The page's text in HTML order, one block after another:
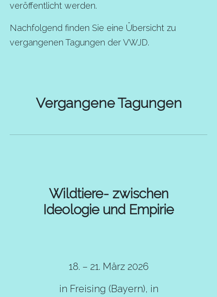
veröffentlicht werden.
Nachfolgend finden Sie eine Übersicht zu
vergangenen Tagungen der VWJD.
Vergangene Tagungen
Wildtiere- zwischen
Ideologie und Empirie
18. – 21. März 2026
in Freising (Bayern), in